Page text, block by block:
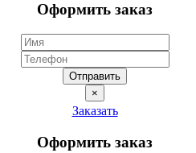
Оформить заказ
Отправить
×
Заказать
Оформить заказ